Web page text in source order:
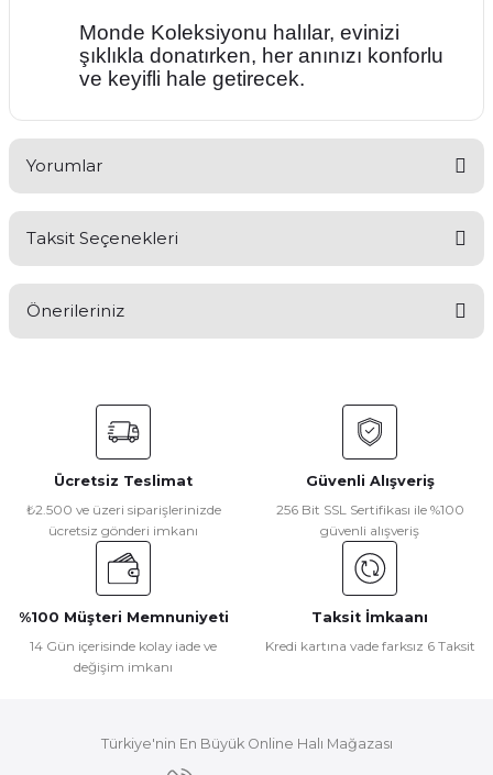
Monde Koleksiyonu halılar, evinizi
şıklıkla donatırken, her anınızı konforlu
ve keyifli hale getirecek.
Yorumlar
Yorum Yaz
Taksit Seçenekleri
Önerileriniz
konularda yetersiz gördüğünüz noktaları öneri formunu
kullanarak tarafımıza iletebilirsiniz.
Görüş ve önerileriniz için teşekkür ederiz.
Ürün resmi kalitesiz, bozuk veya görüntülenemiyor.
Ürün açıklamasında eksik bilgiler bulunuyor.
Ürün bilgilerinde hatalar bulunuyor.
Ürün fiyatı diğer sitelerden daha pahalı.
Ücretsiz Teslimat
₺2.500 ve üzeri siparişlerinizde
ücretsiz gönderi imkanı
Güvenli Alışveriş
256 Bit SSL Sertifikası ile %100
güvenli alışveriş
%100 Müşteri Memnuniyeti
14 Gün içerisinde kolay iade ve
değişim imkanı
Taksit İmkaanı
Kredi kartına vade farksız 6 Taksit
Türkiye'nin En Büyük Online Halı Mağazası